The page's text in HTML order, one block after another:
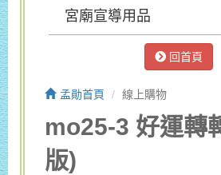
宮廟宣導用品
回首頁
孟勛首頁 線上購物
mo25-3 好運轉
版)